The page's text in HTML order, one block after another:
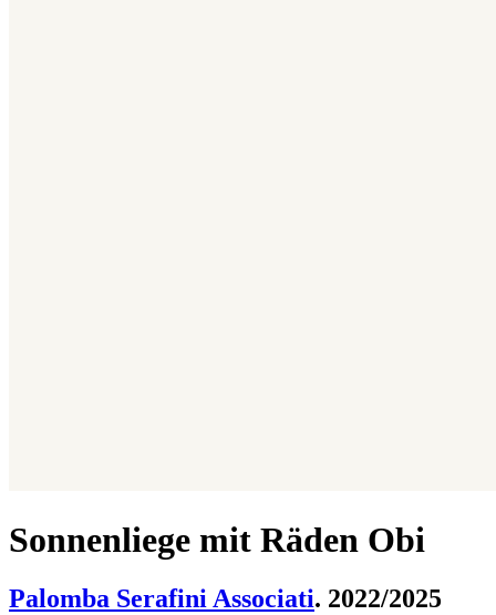
Sonnenliege mit Räden Obi
Palomba Serafini Associati. 2022/2025